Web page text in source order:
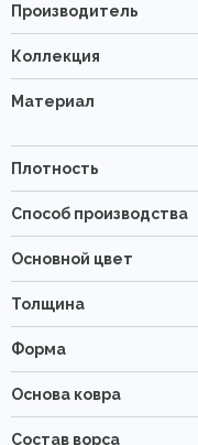
Производитель
Коллекция
Материал
Плотность
Способ производства
Основной цвет
Толщина
Форма
Основа ковра
Состав ворса